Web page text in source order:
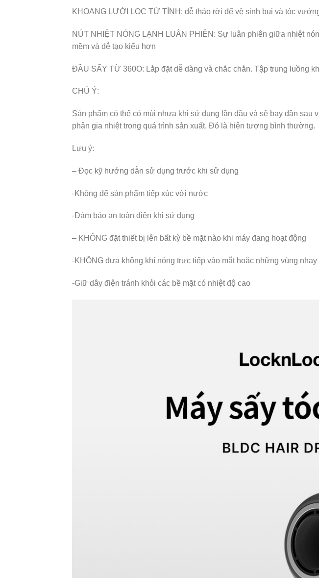
KHOANG LƯỚI LỌC TỪ TÍNH: dễ tháo rời để vệ sinh bụi và tóc
NÚT NHIỆT NÓNG LẠNH LUÂN PHIÊN: Sự luân phiên giữa nhiệt
mềm và dễ tạo kiểu hơn
ĐẦU SẤY TỪ 360O: Lắp đặt dễ dàng và chắc chắn. Tập trung luồng
CHÚ Ý:
Sản phẩm có thể có mùi nhựa khi sử dụng lần đầu và sẽ bay dần
phận gia nhiệt trong quá trình sản xuất. Đó là hiện tượng bình thường.
Lưu ý:
– Đọc kỹ hướng dẫn sử dụng trước khi sử dụng
-Không để sản phẩm tiếp xúc với nước
-Đảm bảo an toàn điện khi sử dụng
– KHÔNG đặt thiết bị lên bất kỳ bề mặt nào khi máy đang hoạt động
-KHÔNG đưa không khí nóng trực tiếp vào mắt hoặc những vùng nhạy
-Giữ dây điện tránh khỏi các bề mặt có nhiệt độ cao